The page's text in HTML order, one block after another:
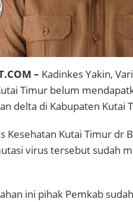
– Kadinkes Yakin,
Timur belum
delta di Kabupaten Kutai
Kesehatan Kutai Timur dr
virus tersebut sudah
ini pihak Pemkab